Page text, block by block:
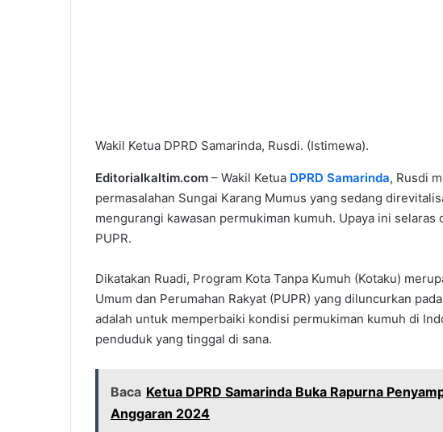
Wakil Ketua DPRD Samarinda, Rusdi. (Istimewa).
Editorialkaltim.com – Wakil Ketua DPRD Samarinda, Rusdi
permasalahan Sungai Karang Mumus yang sedang
mengurangi kawasan permukiman kumuh. Upaya ini
PUPR.
Dikatakan Ruadi, Program Kota Tanpa Kumuh (Kotaku)
Umum dan Perumahan Rakyat (PUPR) yang diluncurkan
adalah untuk memperbaiki kondisi permukiman kumuh di
penduduk yang tinggal di sana.
Baca Ketua DPRD Samarinda Buka Rapurna
Anggaran 2024